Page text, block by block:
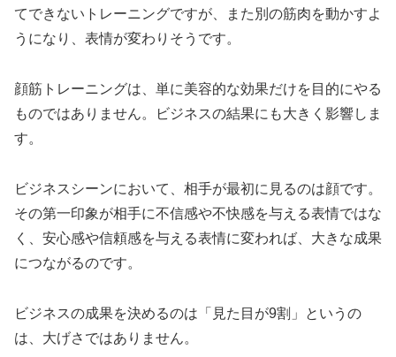
てできないトレーニングですが、また別の筋肉を動かすよ
うになり、表情が変わりそうです。
顔筋トレーニングは、単に美容的な効果だけを目的にやる
ものではありません。ビジネスの結果にも大きく影響しま
す。
ビジネスシーンにおいて、相手が最初に見るのは顔です。
その第一印象が相手に不信感や不快感を与える表情ではな
く、安心感や信頼感を与える表情に変われば、大きな成果
につながるのです。
ビジネスの成果を決めるのは「見た目が9割」というの
は、大げさではありません。